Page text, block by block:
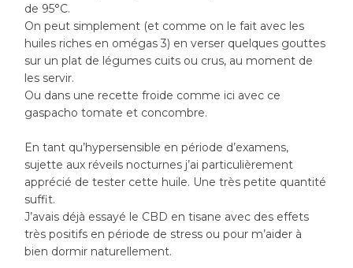
de 95°C.
On peut simplement (et comme on le fait avec les
huiles riches en omégas 3) en verser quelques gouttes
sur un plat de légumes cuits ou crus, au moment de
les servir.
Ou dans une recette froide comme ici avec ce
gaspacho tomate et concombre.
En tant qu’hypersensible en période d’examens,
sujette aux réveils nocturnes j’ai particulièrement
apprécié de tester cette huile. Une très petite quantité
suffit.
J’avais déjà essayé le CBD en tisane avec des effets
très positifs en période de stress ou pour m’aider à
bien dormir naturellement.